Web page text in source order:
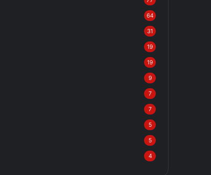
64
31
19
19
9
7
7
5
5
4